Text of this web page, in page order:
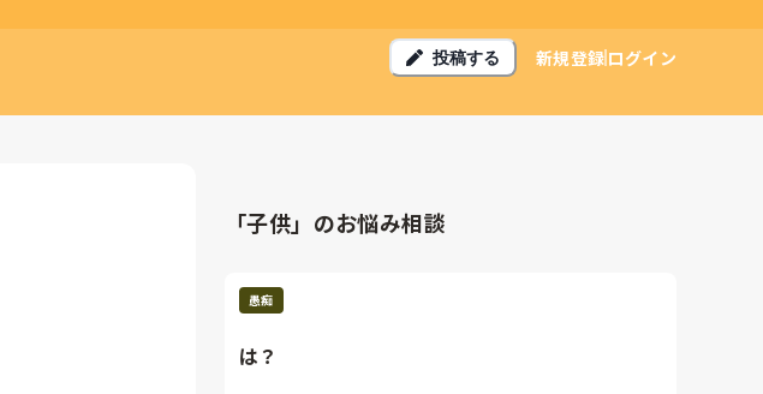
投稿する 新規登録ログイン
「子供」のお悩み相談
愚痴
は？